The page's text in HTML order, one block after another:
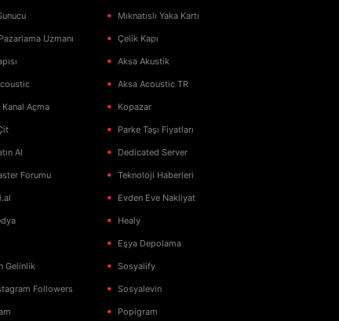
Mıknatıslı Yaka Kartı
Uzmanı Çelik Kapı
Aksa Akustik
Aksa Acoustic TR
Kanal Açma Kopazar
Parke Taşı Fiyatları
Al Dedicated Server
Forumu Teknoloji Haberleri
Evden Eve Nakliyat
Healy
Eşya Depolama
Gelinlik Sosyalify
Followers Sosyalevin
Popigram